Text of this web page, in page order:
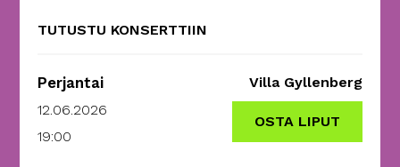
TUTUSTU KONSERTTIIN
Perjantai
12.06.2026
19:00
Villa Gyllenberg
OSTA LIPUT